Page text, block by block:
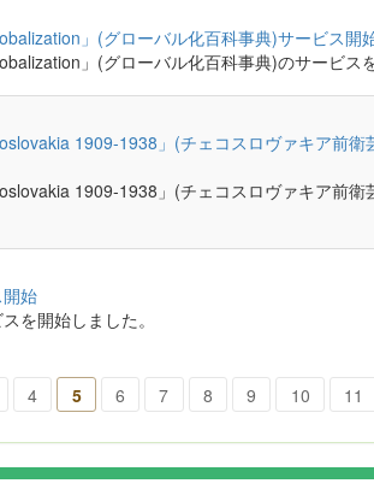
」(グローバル化百科事典)サービス開
」(グローバル化百科事典)のサービス
1909-1938」(チェコスロヴァキア前衛
1909-1938」(チェコスロヴァキア前衛
開始
を開始しました。
4 5 6 7 8 9 10 11